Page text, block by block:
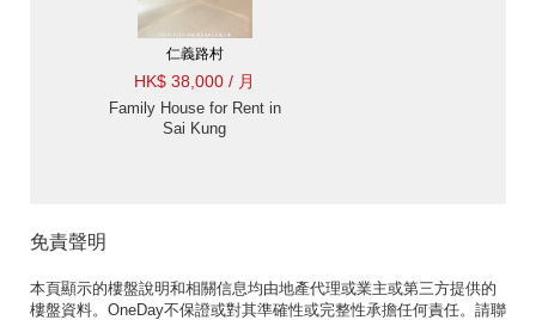
仁義路村
HK$ 38,000 / 月
Family House for Rent in
Sai Kung
免責聲明
本頁顯示的樓盤說明和相關信息均由地產代理或業主或第三方提供的
樓盤資料。OneDay不保證或對其準確性或完整性承擔任何責任。請聯